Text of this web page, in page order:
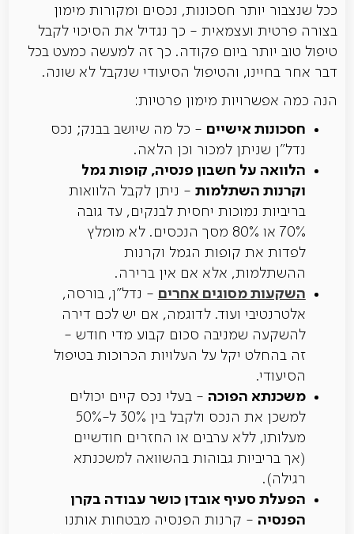
ככל שנצבור יותר חסכונות, נכסים ומקורות מימון
בצורה פרטית ועצמאית - כך נגדיל את הסיכוי לקבל
טיפול טוב יותר ביום פקודה. כך זה למעשה כמעט בכל
דבר אחר בחיינו, והטיפול הסיעודי שנקבל לא שונה.
הנה כמה אפשרויות מימון פרטיות:
חסכונות אישיים - כל מה שיושב בבנק; נכס
נדל"ן שניתן למכור וכן הלאה.
הלוואה על חשבון פנסיה, קופות גמל
וקרנות השתלמות - ניתן לקבל הלוואות
בריביות נמוכות יחסית לבנקים, עד גובה
70% או 80% מסך הנכסים. לא מומלץ
לפדות את קופות הגמל וקרנות
ההשתלמות, אלא אם אין ברירה.
השקעות מסוגים אחרים - נדל"ן, בורסה,
אלטרנטיבי ועוד. לדוגמה, אם יש לכם דירה
להשקעה שמניבה סכום קבוע מדי חודש -
זה בהחלט יקל על העלויות הכרוכות בטיפול
הסיעודי.
משכנתא הפוכה - בעלי נכס קיים יכולים
למשכן את הנכס ולקבל בין 30% ל-50%
מעלותו, ללא ערבים או החזרים חודשיים
(אך בריביות גבוהות בהשוואה למשכנתא
רגילה).
הפעלת סעיף אובדן כושר עבודה בקרן
הפנסיה - קרנות הפנסיה מבטחות אותנו